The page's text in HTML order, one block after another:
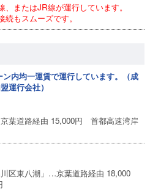
またはJR線が運行しています。
もスムーズです。
内均一運賃で運行しています。（成
運行会社）
葉道路経由 15,000円 首都高速湾岸
区東八潮」…京葉道路経由 18,000